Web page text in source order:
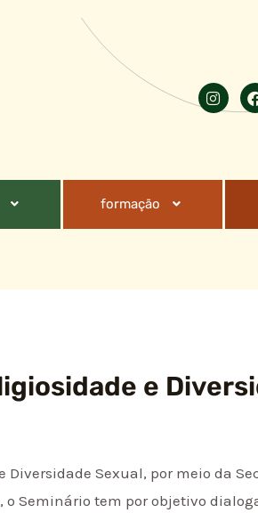
formação
e
Diversidade Sexual, por meio da
Seminário tem por objetivo